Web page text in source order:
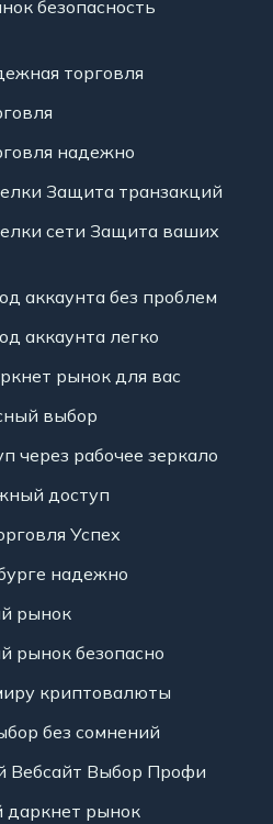
безопасность
торговля
надежно
Защита транзакций
сети Защита ваших
аккаунта без проблем
аккаунта легко
рынок для вас
выбор
через рабочее зеркало
доступ
Успех
надежно
рынок
рынок безопасно
криптовалюты
без сомнений
Вебсайт Выбор Профи
рынок